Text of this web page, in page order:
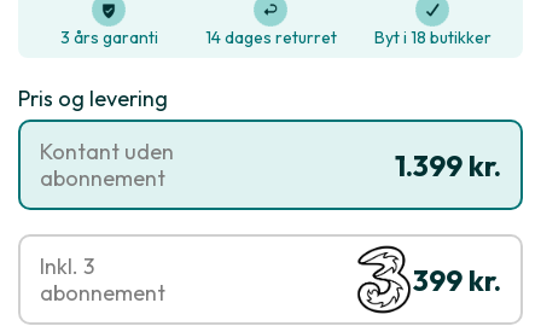
3 års garanti 14 dages returret Byt i 18 butikker
Pris og levering
1.399 kr.
Kontant uden
abonnement
399 kr.
Inkl. 3
abonnement